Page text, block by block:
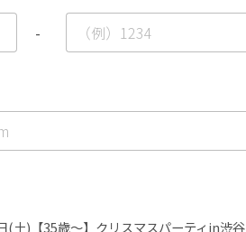
-
土)【35歳～】クリスマスパーティin渋谷